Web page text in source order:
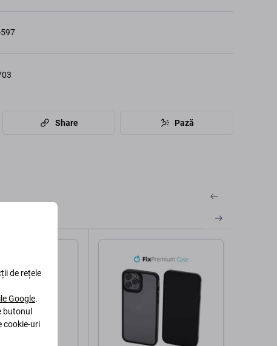
597
Share Pază
de rețele
Google.
butonul
cookie-uri